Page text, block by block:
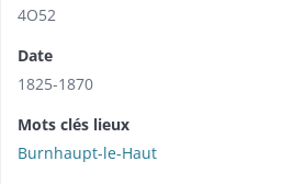
4O52
Date
1825-1870
Mots clés lieux
Burnhaupt-le-Haut